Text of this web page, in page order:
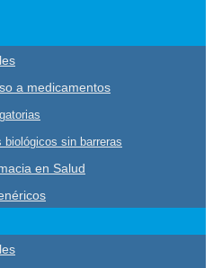
a medicamentos
biológicos sin barreras
en Salud